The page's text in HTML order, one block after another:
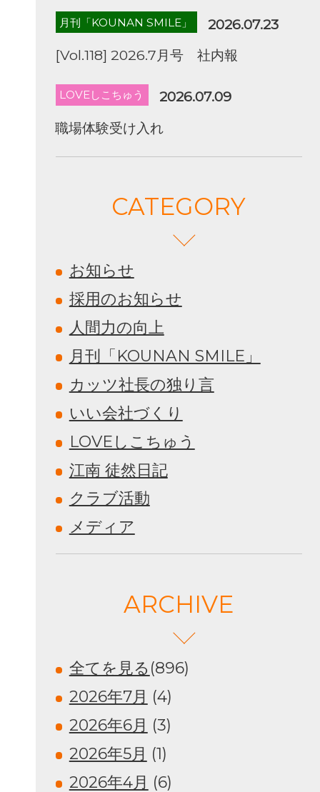
月刊「KOUNAN SMILE」
2026.07.23
[Vol.118] 2026.7月号 社内報
LOVEしこちゅう
2026.07.09
職場体験受け入れ
CATEGORY
お知らせ
採用のお知らせ
人間力の向上
月刊「KOUNAN SMILE」
カッツ社長の独り言
いい会社づくり
LOVEしこちゅう
江南 徒然日記
クラブ活動
メディア
ARCHIVE
全てを見る (896)
2026年7月 (4)
2026年6月 (3)
2026年5月 (1)
2026年4月 (6)